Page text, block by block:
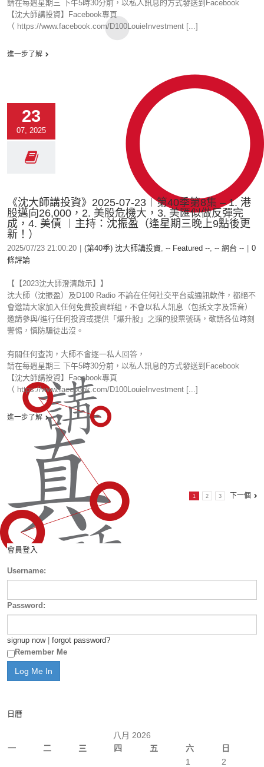
請在每週星期三 下午5時30分前，以私人訊息的方式發送到Facebook
【沈大師講投資】Facebook專頁
（ https://www.facebook.com/D100LouieInvestment [...]
進一步了解
23
07, 2025
《沈大師講投資》2025-07-23︱第40季第8集 – 1. 港
股邁向26,000，2. 美股危機大，3. 美匯似做反彈完
成，4. 美債 ︱主持：沈振盈（逢星期三晚上9點後更
新！）
2025/07/23 21:00:20 (第40季) 沈大師講投資, -- Featured --, -- 網台 --
0
條評論
【【2023沈大師澄清啟示】】
沈大師（沈振盈）及D100 Radio 不論在任何社交平台或通訊軟件，都絕不
會邀請大家加入任何免費投資群組，不會以私人訊息（包括文字及語音）
邀請參與/進行任何投資或提供「爆升股」之類的股票號碼，敬請各位時刻
警惕，慎防騙徒出沒。
有關任何查詢，大師不會逐一私人回答，
請在每週星期三 下午5時30分前，以私人訊息的方式發送到Facebook
【沈大師講投資】Facebook專頁
（ https://www.facebook.com/D100LouieInvestment [...]
進一步了解
1 2 3 下一個
會員登入
Username:
Password:
signup now| forgot password?
Remember Me
日曆
八月 2026
一
二 三 四 五 六 日
1
2